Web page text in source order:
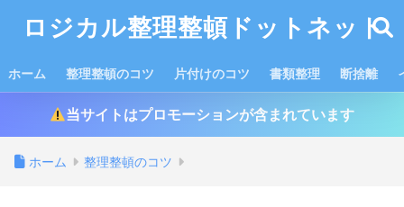
ロジカル整理整頓ドットネット
ホーム 整理整頓のコツ 片付けのコツ 書類整理 断捨離
当サイトはプロモーションが含まれています
ホーム 整理整頓のコツ